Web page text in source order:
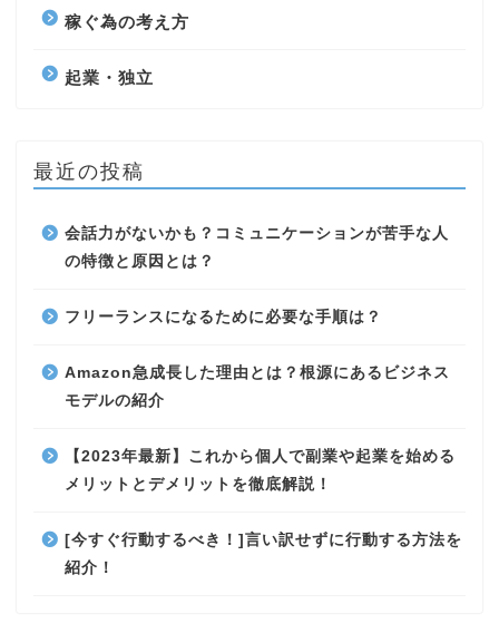
稼ぐ為の考え方
起業・独立
最近の投稿
会話力がないかも？コミュニケーションが苦手な人
の特徴と原因とは？
フリーランスになるために必要な手順は？
Amazon急成長した理由とは？根源にあるビジネス
モデルの紹介
【2023年最新】これから個人で副業や起業を始める
メリットとデメリットを徹底解説！
[今すぐ行動するべき！]言い訳せずに行動する方法を
紹介！